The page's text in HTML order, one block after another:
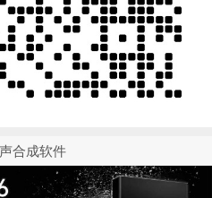
合成软件